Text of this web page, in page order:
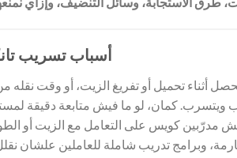
أسباب تسريب
أثناء تحميل أو تفريغ الزيت، أو وقت نقله
ويتسرب. كمان، لو ما فيش متابعة دقيقة
مدرّبين كويس على التعامل مع الزيت أو